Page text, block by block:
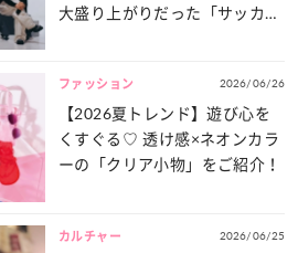
大盛り上がりだった「サッカー
ファッション 2026/06/26
【2026夏トレンド】遊び心を
くすぐる♡ 透け感×ネオンカラ
ーの「クリア小物」をご紹介！
カルチャー 2026/06/25